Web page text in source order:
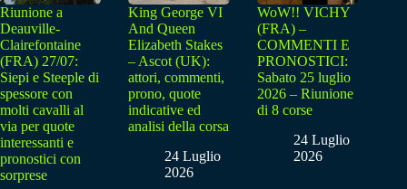
Riunione a
Deauville-
Clairefontaine
(FRA) 27/07:
Siepi e Steeple di
spessore con
molti cavalli al
via per quote
interessanti e
pronostici con
sorprese
King George VI
And Queen
Elizabeth Stakes
– Ascot (UK):
attori, commenti,
prono, quote
indicative ed
analisi della corsa
24 Luglio
2026
WoW!! VICHY
(FRA) –
COMMENTI E
PRONOSTICI:
Sabato 25 luglio
2026 – Riunione
di 8 corse
24 Luglio
2026